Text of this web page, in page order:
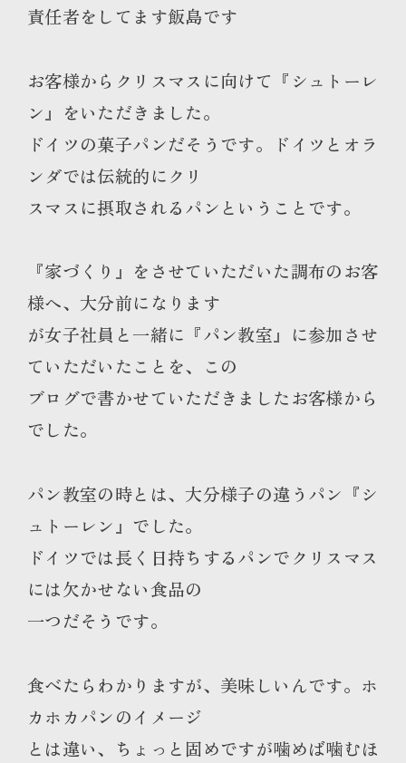
責任者をしてます飯島です
お客様からクリスマスに向けて『シュトーレ
ン』をいただきました。
ドイツの菓子パンだそうです。ドイツとオラ
ンダでは伝統的にクリ
スマスに摂取されるパンということです。
『家づくり』をさせていただいた調布のお客
様へ、大分前になります
が女子社員と一緒に『パン教室』に参加させ
ていただいたことを、この
ブログで書かせていただきましたお客様から
でした。
パン教室の時とは、大分様子の違うパン『シ
ュトーレン』でした。
ドイツでは長く日持ちするパンでクリスマス
には欠かせない食品の
一つだそうです。
食べたらわかりますが、美味しいんです。ホ
カホカパンのイメージ
とは違い、ちょっと固めですが噛めば噛むほ